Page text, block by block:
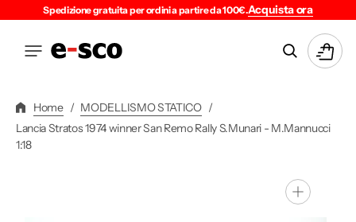
Spedizione gratuita per ordini a partire da 100€.Acquista ora
Carrello
Home / MODELLISMO STATICO /
Lancia Stratos 1974 winner San Remo Rally S.Munari - M.Mannucci
1:18